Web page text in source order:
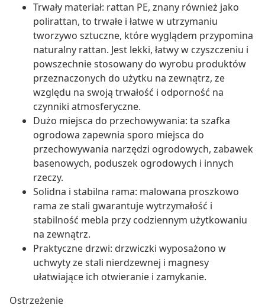
Trwały materiał: rattan PE, znany również jako
polirattan, to trwałe i łatwe w utrzymaniu
tworzywo sztuczne, które wyglądem przypomina
naturalny rattan. Jest lekki, łatwy w czyszczeniu i
powszechnie stosowany do wyrobu produktów
przeznaczonych do użytku na zewnątrz, ze
względu na swoją trwałość i odporność na
czynniki atmosferyczne.
Dużo miejsca do przechowywania: ta szafka
ogrodowa zapewnia sporo miejsca do
przechowywania narzędzi ogrodowych, zabawek
basenowych, poduszek ogrodowych i innych
rzeczy.
Solidna i stabilna rama: malowana proszkowo
rama ze stali gwarantuje wytrzymałość i
stabilność mebla przy codziennym użytkowaniu
na zewnątrz.
Praktyczne drzwi: drzwiczki wyposażono w
uchwyty ze stali nierdzewnej i magnesy
ułatwiające ich otwieranie i zamykanie.
Ostrzeżenie